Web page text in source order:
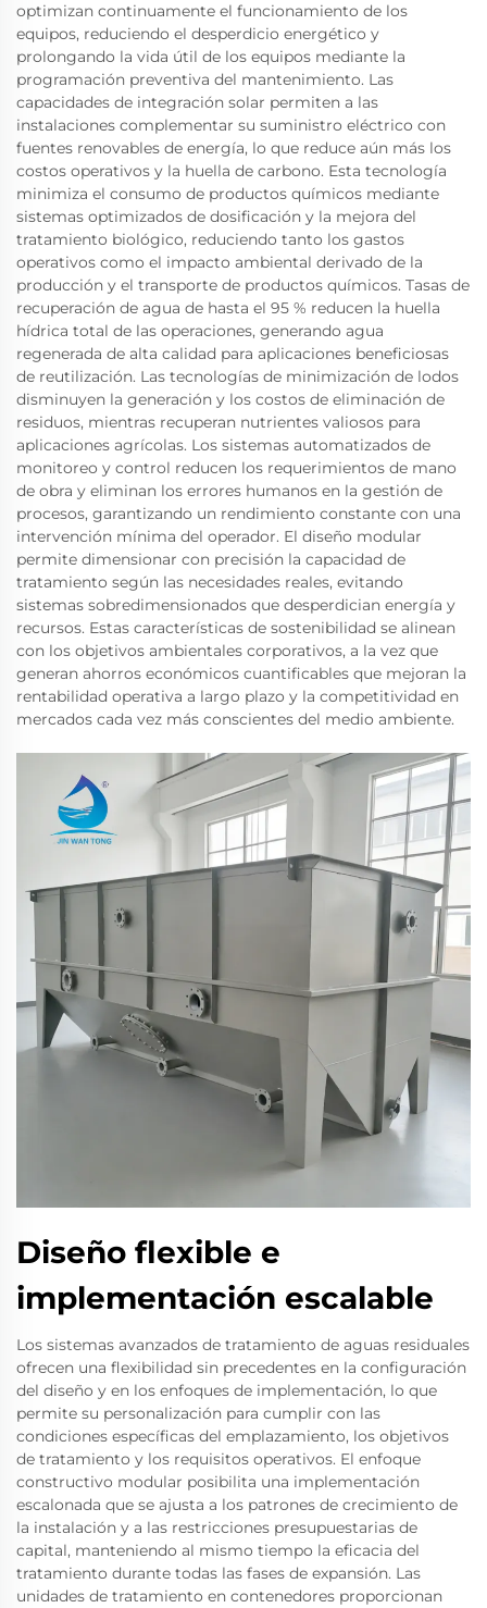
optimizan continuamente el funcionamiento de los
equipos, reduciendo el desperdicio energético y
prolongando la vida útil de los equipos mediante la
programación preventiva del mantenimiento. Las
capacidades de integración solar permiten a las
instalaciones complementar su suministro eléctrico con
fuentes renovables de energía, lo que reduce aún más los
costos operativos y la huella de carbono. Esta tecnología
minimiza el consumo de productos químicos mediante
sistemas optimizados de dosificación y la mejora del
tratamiento biológico, reduciendo tanto los gastos
operativos como el impacto ambiental derivado de la
producción y el transporte de productos químicos. Tasas de
recuperación de agua de hasta el 95 % reducen la huella
hídrica total de las operaciones, generando agua
regenerada de alta calidad para aplicaciones beneficiosas
de reutilización. Las tecnologías de minimización de lodos
disminuyen la generación y los costos de eliminación de
residuos, mientras recuperan nutrientes valiosos para
aplicaciones agrícolas. Los sistemas automatizados de
monitoreo y control reducen los requerimientos de mano
de obra y eliminan los errores humanos en la gestión de
procesos, garantizando un rendimiento constante con una
intervención mínima del operador. El diseño modular
permite dimensionar con precisión la capacidad de
tratamiento según las necesidades reales, evitando
sistemas sobredimensionados que desperdician energía y
recursos. Estas características de sostenibilidad se alinean
con los objetivos ambientales corporativos, a la vez que
generan ahorros económicos cuantificables que mejoran la
rentabilidad operativa a largo plazo y la competitividad en
mercados cada vez más conscientes del medio ambiente.
Diseño flexible e
implementación escalable
Los sistemas avanzados de tratamiento de aguas residuales
ofrecen una flexibilidad sin precedentes en la configuración
del diseño y en los enfoques de implementación, lo que
permite su personalización para cumplir con las
condiciones específicas del emplazamiento, los objetivos
de tratamiento y los requisitos operativos. El enfoque
constructivo modular posibilita una implementación
escalonada que se ajusta a los patrones de crecimiento de
la instalación y a las restricciones presupuestarias de
capital, manteniendo al mismo tiempo la eficacia del
tratamiento durante todas las fases de expansión. Las
unidades de tratamiento en contenedores proporcionan